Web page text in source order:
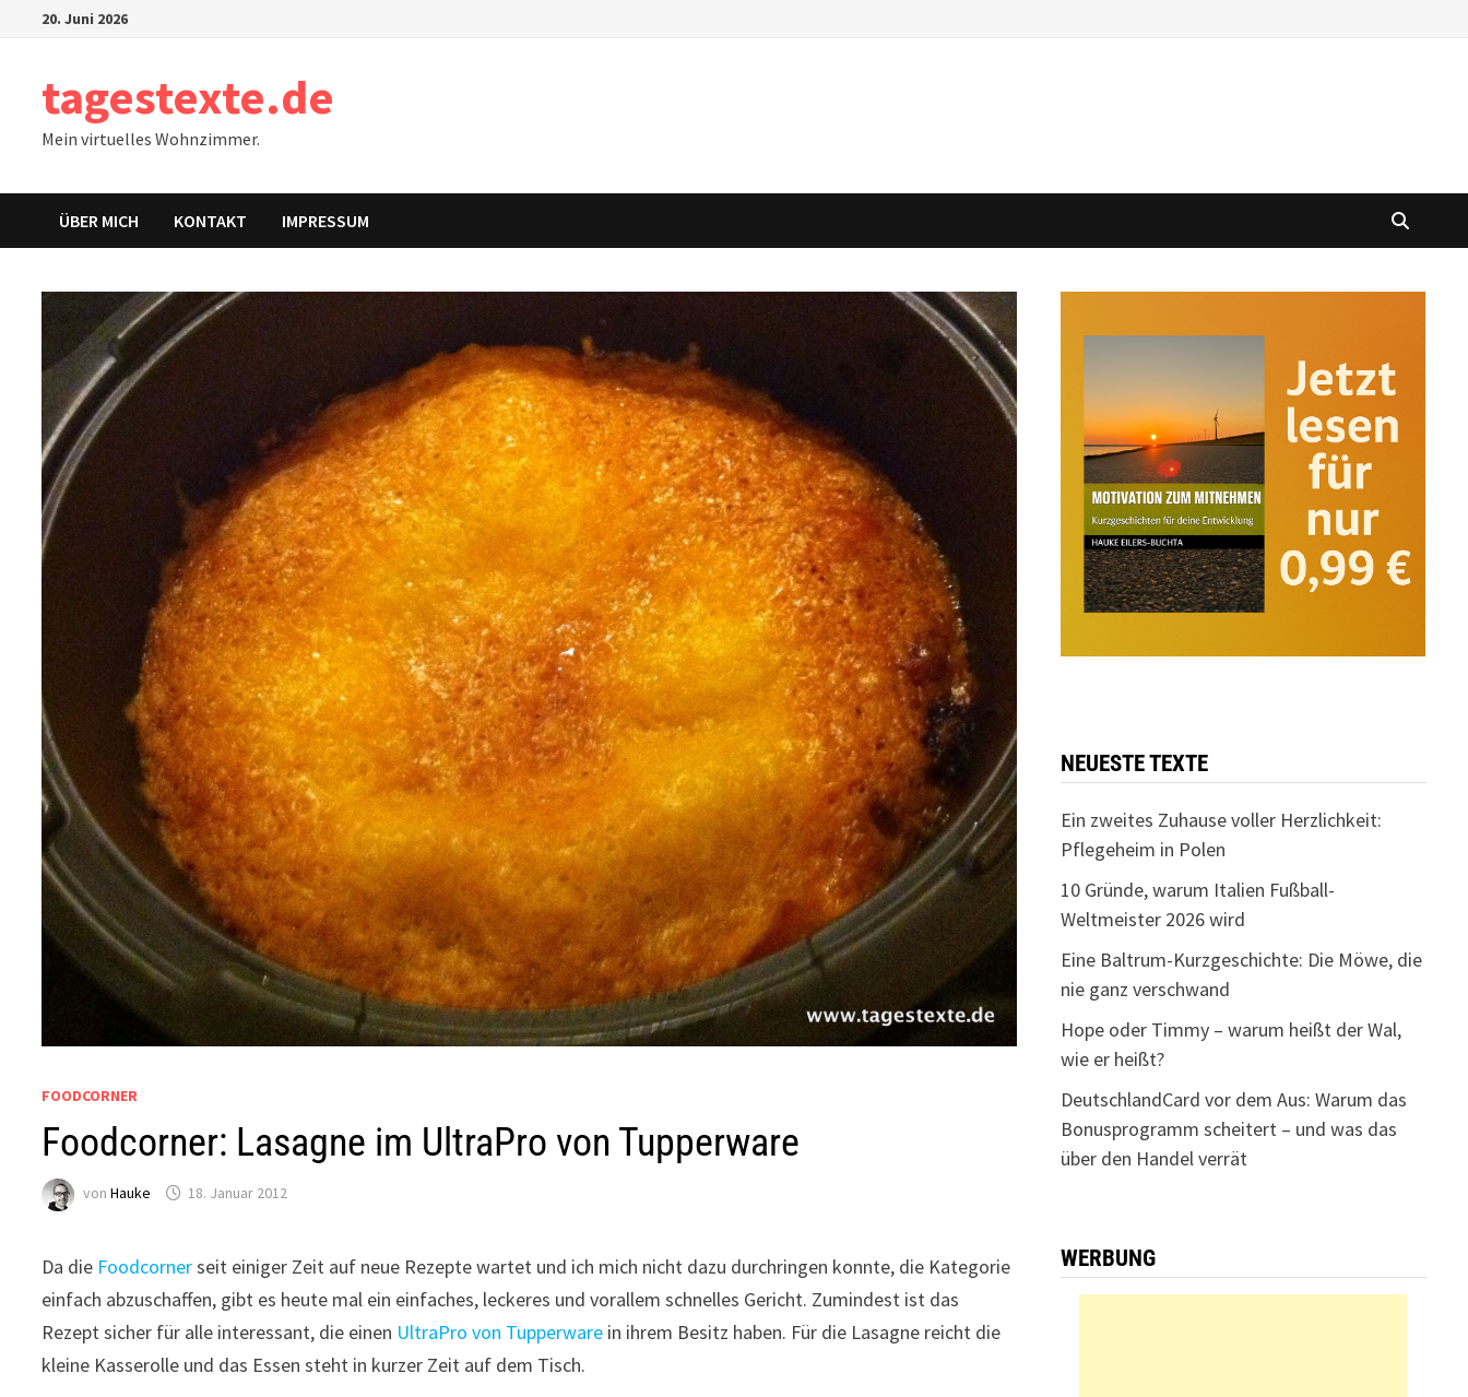
20. Juni 2026
tagestexte.de
Mein virtuelles Wohnzimmer.
ÜBER MICH KONTAKT IMPRESSUM
FOODCORNER
Foodcorner: Lasagne im UltraPro von Tupperware
vonHauke 18. Januar 2012
Da die Foodcornerseit einiger Zeit auf neue Rezepte wartet und ich mich nicht dazu durchringen konnte, die Kategorie
einfach abzuschaffen, gibt es heute mal ein einfaches, leckeres und vorallem schnelles Gericht. Zumindest ist das
Rezept sicher für alle interessant, die einen UltraPro von Tupperware in ihrem Besitz haben. Für die Lasagne reicht die
kleine Kasserolle und das Essen steht in kurzer Zeit auf dem Tisch.
NEUESTE TEXTE
Ein zweites Zuhause voller Herzlichkeit:
Pflegeheim in Polen
10 Gründe, warum Italien Fußball-
Weltmeister 2026 wird
Eine Baltrum-Kurzgeschichte: Die Möwe, die
nie ganz verschwand
Hope oder Timmy – warum heißt der Wal,
wie er heißt?
DeutschlandCard vor dem Aus: Warum das
Bonusprogramm scheitert – und was das
über den Handel verrät
WERBUNG